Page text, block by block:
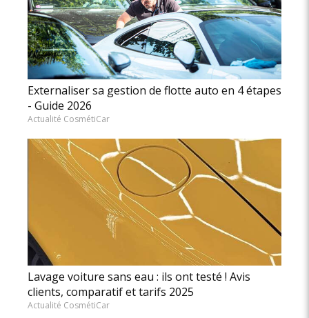
Externaliser sa gestion de flotte auto en 4 étapes
- Guide 2026
Actualité CosmétiCar
Lavage voiture sans eau : ils ont testé ! Avis
clients, comparatif et tarifs 2025
Actualité CosmétiCar